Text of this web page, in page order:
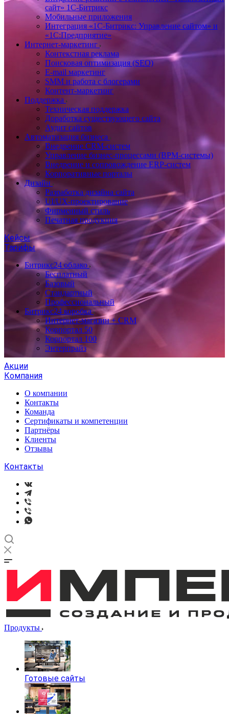
сайт» 1С-Битрикс
Мобильные приложения
Интеграция «1С-Битрикс: Управление сайтом» и
«1С:Предприятие»
Интернет-маркетинг
Контекстная реклама
Поисковая оптимизация (SEO)
E-mail маркетинг
SMM и работа с блогерами
Контент-маркетинг
Поддержка
Техническая поддержка
Доработка существующего сайта
Аудит сайтов
Автоматизация бизнеса
Внедрение CRM-систем
Управление бизнес-процессами (BPM-системы)
Внедрение и сопровождение ERP-систем
Корпоративные порталы
Дизайн
Разработка дизайна сайта
UI/UX-проектирование
Фирменный стиль
Печатная продукция
Кейсы
Тарифы
Битрикс24 облако
Бесплатный
Базовый
Стандартный
Профессиональный
Битрикс24 коробка
Интернет-магазин + CRM
Корпортал 50
Корпортал 100
Энтерпрайз
Акции
Компания
О компании
Контакты
Команда
Сертификаты и компетенции
Партнёры
Клиенты
Отзывы
Контакты
Продукты
Готовые сайты